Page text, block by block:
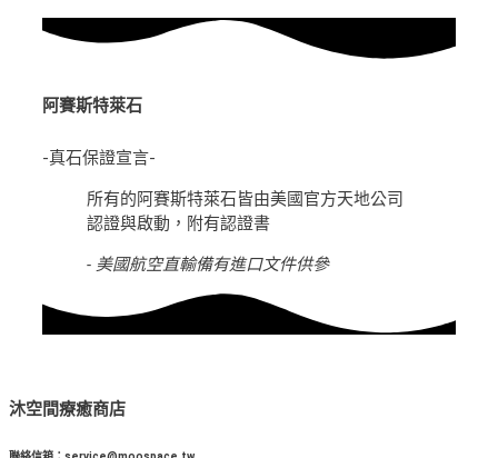
阿賽斯特萊石
-真石保證宣言-
所有的阿賽斯特萊石皆由美國官方天地公司
認證與啟動，附有認證書
- 美國航空直輸備有進口文件供參
沐空間療癒商店